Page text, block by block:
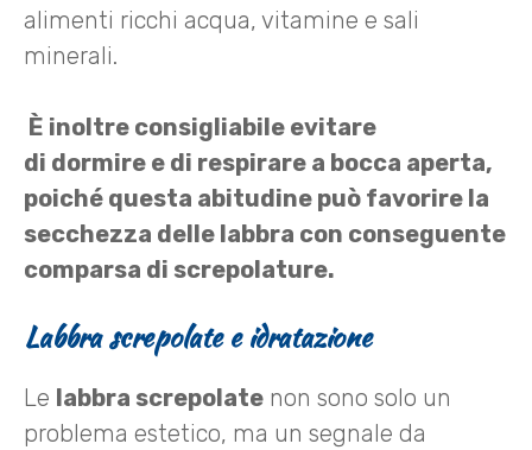
alimenti ricchi acqua, vitamine e sali
minerali.
È inoltre consigliabile evitare
di dormire e di respirare a bocca aperta,
poiché questa abitudine può favorire la
secchezza delle labbra con conseguente
comparsa di screpolature.
Labbra screpolate e idratazione
Le labbra screpolate non sono solo un
problema estetico, ma un segnale da